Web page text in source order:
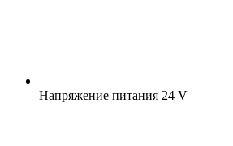
Напряжение питания 24 V